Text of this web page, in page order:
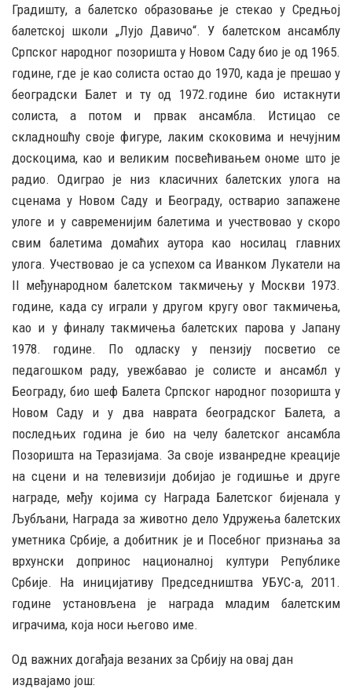
Градишту, а балетско образовање је стекао у Средњој
балетској школи „Лујо Давичо“. У балетском ансамблу
Српског народног позоришта у Новом Саду био је од 1965.
године, где је као солиста остао до 1970, када је прешао у
београдски Балет и ту од 1972.године био истакнути
солиста, а потом и првак ансамбла. Истицао се
складношћу своје фигуре, лаким скоковима и нечујним
доскоцима, као и великим посвећивањем ономе што је
радио. Одиграо је низ класичних балетских улога на
сценама у Новом Саду и Београду, остварио запажене
улоге и у савременијим балетима и учествовао у скоро
свим балетима домаћих аутора као носилац главних
улога. Учествовао је са успехом са Иванком Лукатели на
II међународном балетском такмичењу у Москви 1973.
године, када су играли у другом кругу овог такмичења,
као и у финалу такмичења балетских парова у Јапану
1978. године. По одласку у пензију посветио се
педагошком раду, увежбавао је солисте и ансамбл у
Београду, био шеф Балета Српског народног позоришта у
Новом Саду и у два наврата београдског Балета, а
последњих година је био на челу балетског ансамбла
Позоришта на Теразијама. За своје изванредне креације
на сцени и на телевизији добијао је годишње и друге
награде, међу којима су Награда Балетског бијенала у
Љубљани, Награда за животно дело Удружења балетских
уметника Србије, а добитник је и Посебног признања за
врхунски допринос националној култури Републике
Србије. На иницијативу Председништва УБУС-а, 2011.
године установљена је награда младим балетским
играчима, која носи његово име.
Од важних догађаја везаних за Србију на овај дан
издвајамо још: